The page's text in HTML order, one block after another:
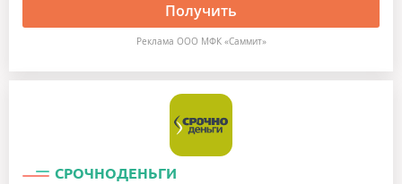
Получить
Реклама ООО МФК «Саммит»
СРОЧНОДЕНЬГИ